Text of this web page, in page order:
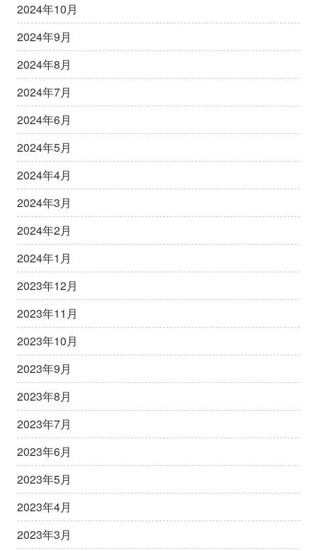
2024年10月
2024年9月
2024年8月
2024年7月
2024年6月
2024年5月
2024年4月
2024年3月
2024年2月
2024年1月
2023年12月
2023年11月
2023年10月
2023年9月
2023年8月
2023年7月
2023年6月
2023年5月
2023年4月
2023年3月